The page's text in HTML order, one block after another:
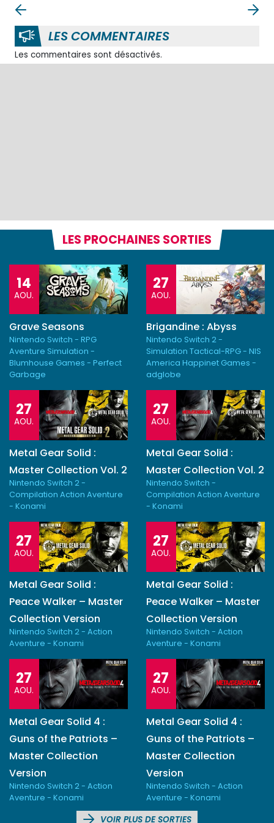
LES COMMENTAIRES
Les commentaires sont désactivés.
LES PROCHAINES SORTIES
14
AOU.
Grave Seasons
Nintendo Switch - RPG
Aventure Simulation -
Blumhouse Games - Perfect
Garbage
27
AOU.
Brigandine : Abyss
Nintendo Switch 2 -
Simulation Tactical-RPG - NIS
America Happinet Games -
adglobe
27
AOU.
Metal Gear Solid :
Master Collection Vol. 2
Nintendo Switch 2 -
Compilation Action Aventure
- Konami
27
AOU.
Metal Gear Solid :
Master Collection Vol. 2
Nintendo Switch -
Compilation Action Aventure
- Konami
27
AOU.
Metal Gear Solid :
Peace Walker – Master
Collection Version
Nintendo Switch 2 - Action
Aventure - Konami
27
AOU.
Metal Gear Solid :
Peace Walker – Master
Collection Version
Nintendo Switch - Action
Aventure - Konami
27
AOU.
Metal Gear Solid 4 :
Guns of the Patriots –
Master Collection
Version
Nintendo Switch 2 - Action
Aventure - Konami
27
AOU.
Metal Gear Solid 4 :
Guns of the Patriots –
Master Collection
Version
Nintendo Switch - Action
Aventure - Konami
VOIR PLUS DE SORTIES